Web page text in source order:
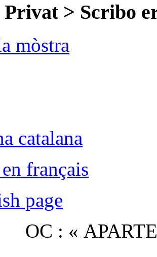
Privat > Scribo
mòstra
catalana
français
page
OC : «